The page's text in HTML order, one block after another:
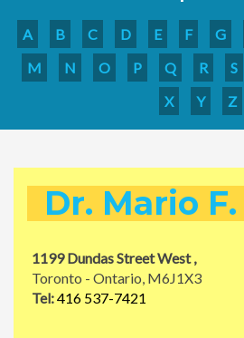
A B C D E F G
M
N O P Q R S
X
Y Z
Dr. Mario
1199 Dundas Street West ,
Toronto - Ontario, M6J1X3
Tel:416 537-7421